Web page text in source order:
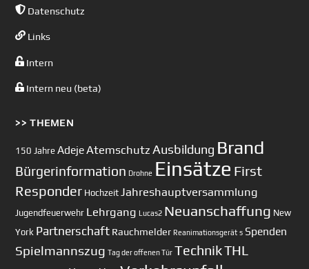
Datenschutz
Links
Intern
Intern neu (beta)
>> THEMEN
150 Jahre AdejeAtemschutz Ausbildung Brand
Bürgerinformation Drohne Einsätze First
Responder Hochzeit Jahreshauptversammlung
Jugendfeuerwehr Lehrgang Lucas2 Neuanschaffung New
York Partnerschaft Rauchmelder Reanimationsgerät s Spenden
Spielmannszug Tag der offenen Tür TechnikTHL